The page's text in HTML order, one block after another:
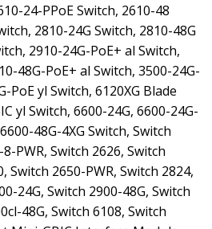
24-PPoE Switch, 2610-48
2810-24G Switch, 2810-48G
2910-24G-PoE+ al Switch,
48G-PoE+ al Switch, 3500-24G-
PoE yl Switch, 6120XG Blade
yl Switch, 6600-24G, 6600-24G-
48G-4XG Switch, Switch
PWR, Switch 2626, Switch
Switch 2650-PWR, Switch 2824,
24G, Switch 2900-48G, Switch
48G, Switch 6108, Switch